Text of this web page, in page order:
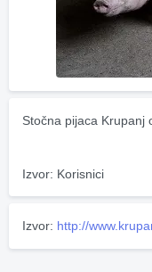
Stočna pijaca Krupanj
Izvor: Korisnici
Izvor: http://